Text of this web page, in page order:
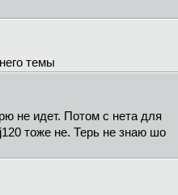
темы
не идет. Потом с нета для
тоже не. Терь не знаю шо